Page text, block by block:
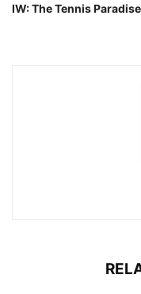
IW: The Tennis Paradise